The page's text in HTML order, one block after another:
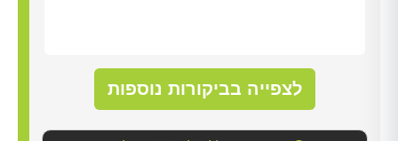
לצפייה בביקורות נוספות